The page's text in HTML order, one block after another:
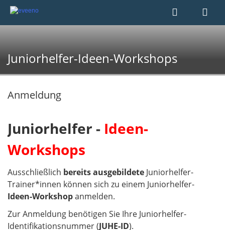
Juniorhelfer-Ideen-Workshops
Anmeldung
Juniorhelfer - Ideen-
Workshops
Ausschließlich bereits ausgebildete Juniorhelfer-
Trainer*innen können sich zu einem Juniorhelfer-
Ideen-Workshopanmelden.
Zur Anmeldung benötigen Sie Ihre Juniorhelfer-
Identifikationsnummer (JUHE-ID).​​​​​​​